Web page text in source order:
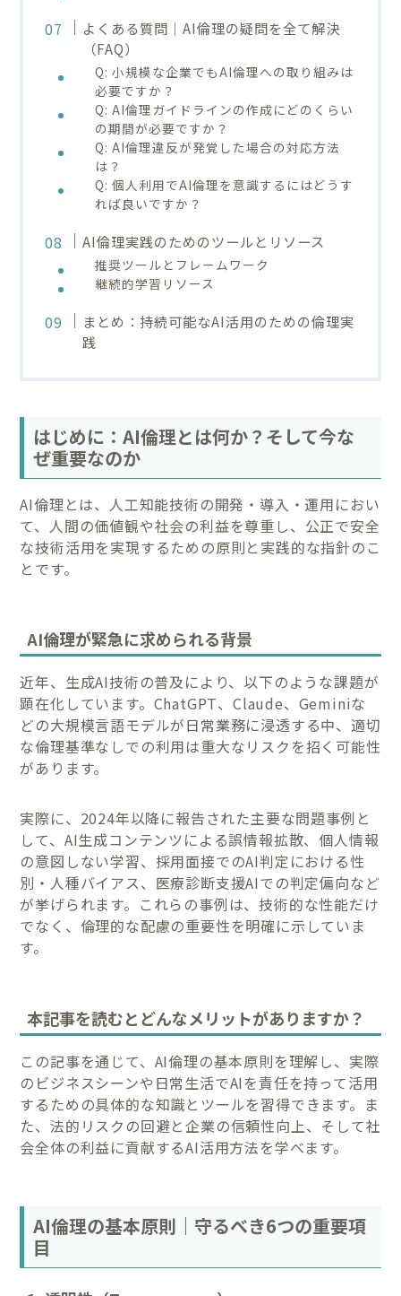
よくある質問｜AI倫理の疑問を全て解決
（FAQ）
Q: 小規模な企業でもAI倫理への取り組みは
必要ですか？
Q: AI倫理ガイドラインの作成にどのくらい
の期間が必要ですか？
Q: AI倫理違反が発覚した場合の対応方法
は？
Q: 個人利用でAI倫理を意識するにはどうす
れば良いですか？
AI倫理実践のためのツールとリソース
推奨ツールとフレームワーク
継続的学習リソース
まとめ：持続可能なAI活用のための倫理実
践
はじめに：AI倫理とは何か？そして今な
ぜ重要なのか
AI倫理とは、人工知能技術の開発・導入・運用におい
て、人間の価値観や社会の利益を尊重し、公正で安全
な技術活用を実現するための原則と実践的な指針のこ
とです。
AI倫理が緊急に求められる背景
近年、生成AI技術の普及により、以下のような課題が
顕在化しています。ChatGPT、Claude、Geminiな
どの大規模言語モデルが日常業務に浸透する中、適切
な倫理基準なしでの利用は重大なリスクを招く可能性
があります。
実際に、2024年以降に報告された主要な問題事例と
して、AI生成コンテンツによる誤情報拡散、個人情報
の意図しない学習、採用面接でのAI判定における性
別・人種バイアス、医療診断支援AIでの判定偏向など
が挙げられます。これらの事例は、技術的な性能だけ
でなく、倫理的な配慮の重要性を明確に示していま
す。
本記事を読むとどんなメリットがありますか？
この記事を通じて、AI倫理の基本原則を理解し、実際
のビジネスシーンや日常生活でAIを責任を持って活用
するための具体的な知識とツールを習得できます。ま
た、法的リスクの回避と企業の信頼性向上、そして社
会全体の利益に貢献するAI活用方法を学べます。
AI倫理の基本原則｜守るべき6つの重要項
目